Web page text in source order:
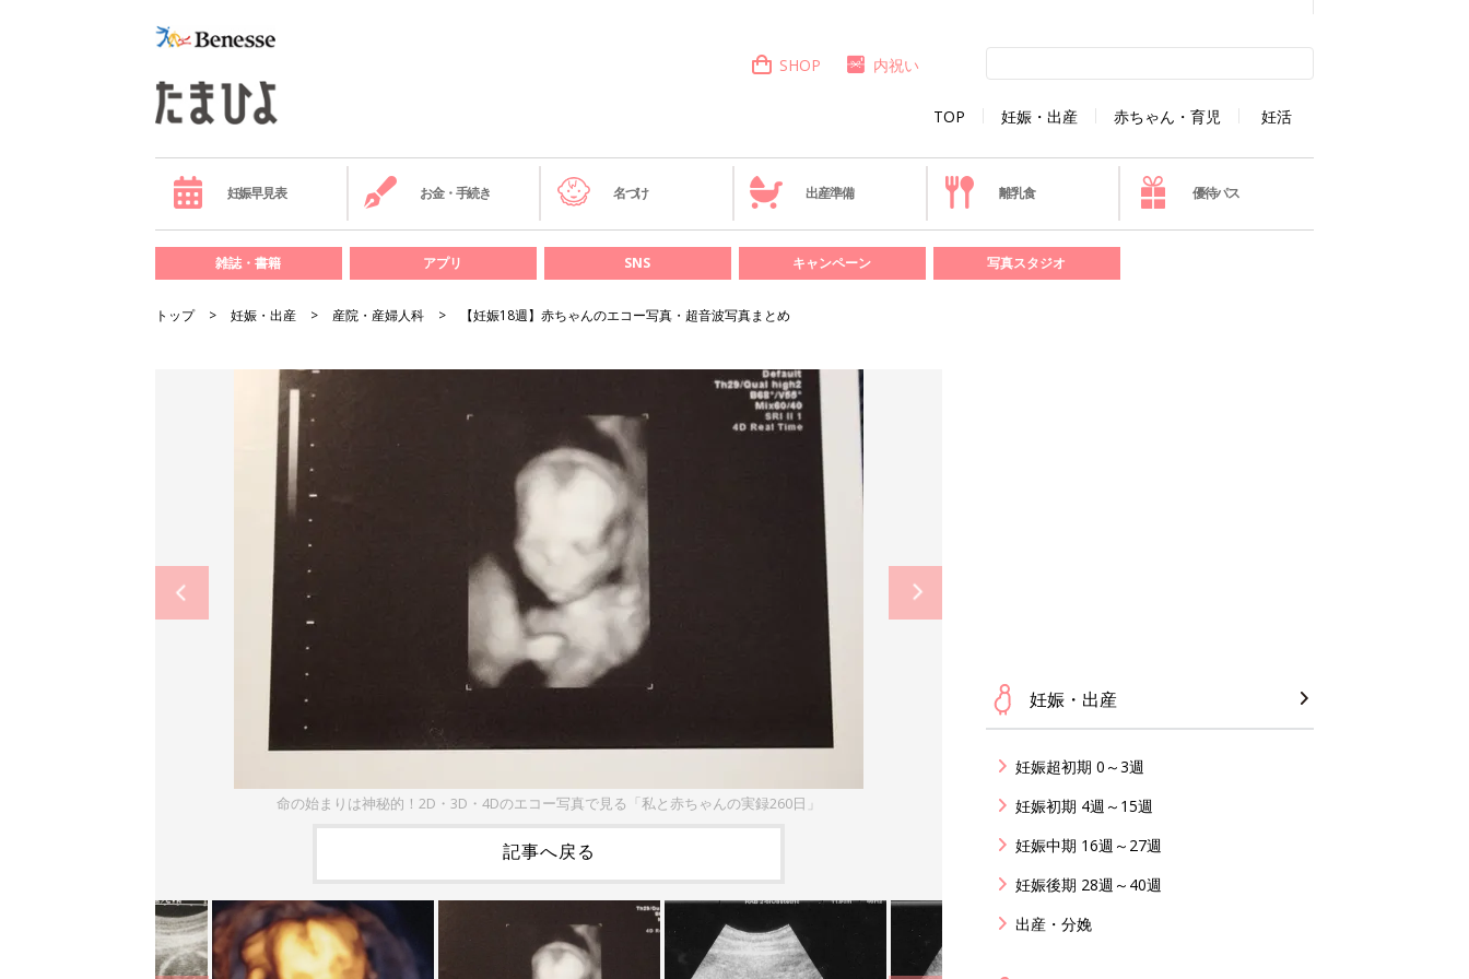
TOP 妊娠・出産 赤ちゃん・育児 妊活
SHOP 内祝い
妊娠早見表 お金・手続き 名づけ 出産準備 離乳食 優待パス
雑誌・書籍 アプリ SNS キャンペーン 写真スタジオ
トップ 妊娠・出産 産院・産婦人科 【妊娠18週】赤ちゃんのエコー写真・超音波写真まとめ
命の始まりは神秘的！2D・3D・4Dのエコー写真で見る「私と赤ちゃんの実録260日」
記事へ戻る
妊娠・出産
妊娠超初期 0～3週
妊娠初期 4週～15週
妊娠中期 16週～27週
妊娠後期 28週～40週
出産・分娩